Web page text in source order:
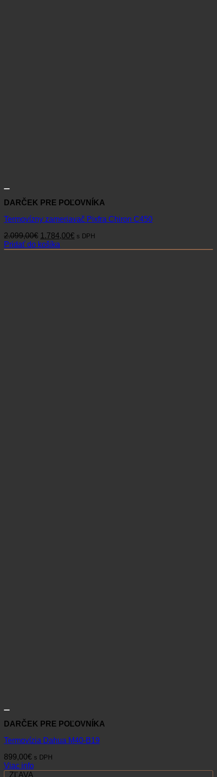
DARČEK PRE POĽOVNÍKA
Termovízny zameriavač Pixfra Chiron C450
2.099,00€ Pôvodná
cena
bola:
1.784,00€ Aktuálna
je:
s DPH
Pridať do košíka
DARČEK PRE POĽOVNÍKA
Termovízia Dahua M40-B19
899,00€ s DPH
Viac info
ZĽAVA